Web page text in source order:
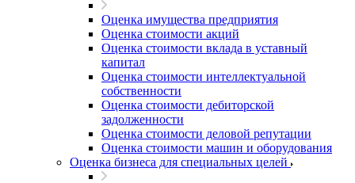
Оценка имущества предприятия
Оценка стоимости акций
Оценка стоимости вклада в уставный
капитал
Оценка стоимости интеллектуальной
собственности
Оценка стоимости дебиторской
задолженности
Оценка стоимости деловой репутации
Оценка стоимости машин и оборудования
Оценка бизнеса для специальных целей